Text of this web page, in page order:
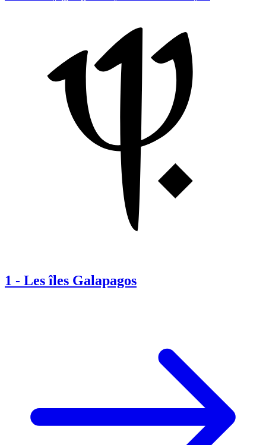
1 - Les îles Galapagos